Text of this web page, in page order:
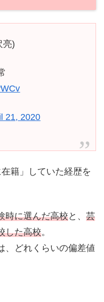
亮)
21, 2020
籍」していた経歴を
時に選んだ高校と、 芸
した高校。
、どれくらいの偏差値